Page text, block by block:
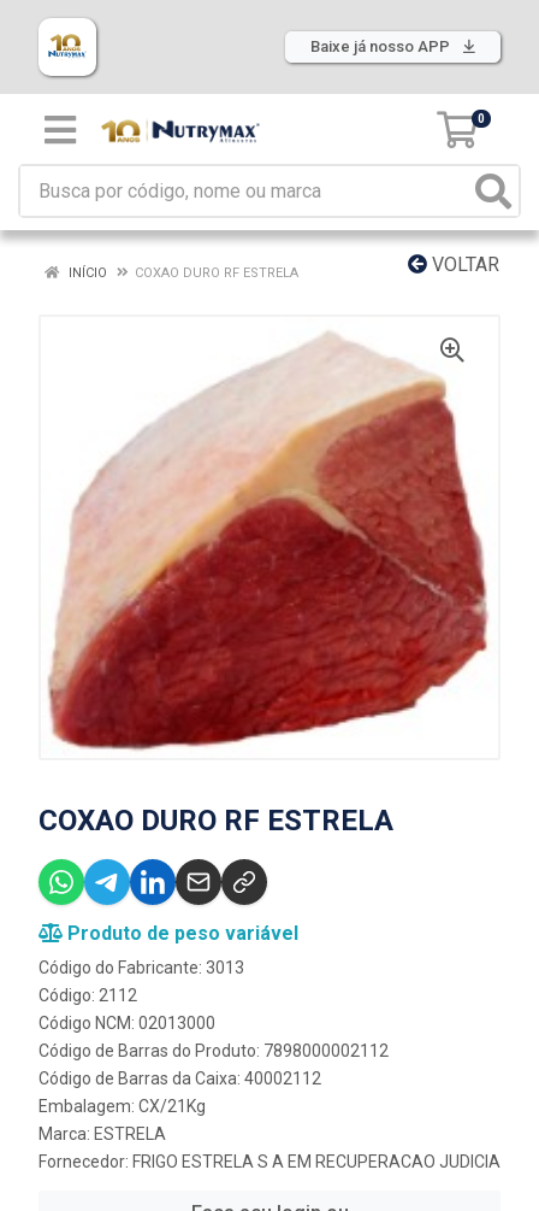
Baixe já nosso APP
0
VOLTAR
INÍCIO COXAO DURO RF ESTRELA
COXAO DURO RF ESTRELA
Produto de peso variável
Código do Fabricante: 3013
Código: 2112
Código NCM: 02013000
Código de Barras do Produto: 7898000002112
Código de Barras da Caixa: 40002112
Embalagem: CX/21Kg
Marca: ESTRELA
Fornecedor: FRIGO ESTRELA S A EM RECUPERACAO JUDICIA